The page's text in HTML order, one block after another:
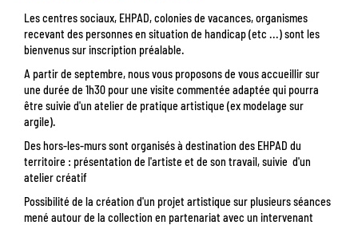
Les centres sociaux, EHPAD, colonies de vacances, organismes
recevant des personnes en situation de handicap (etc ...) sont les
bienvenus sur inscription préalable.
A partir de septembre, nous vous proposons de vous accueillir sur
une durée de 1h30 pour une visite commentée adaptée qui pourra
être suivie d'un atelier de pratique artistique (ex modelage sur
argile).
Des hors-les-murs sont organisés à destination des EHPAD du
territoire : présentation de l'artiste et de son travail, suivie d'un
atelier créatif
Possibilité de la création d'un projet artistique sur plusieurs séances
mené autour de la collection en partenariat avec un intervenant